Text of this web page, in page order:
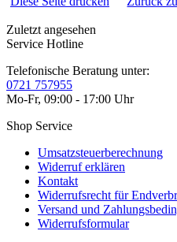
Zuletzt angesehen
Service Hotline
Telefonische Beratung unter:
0721 757955
Mo-Fr, 09:00 - 17:00 Uhr
Shop Service
Umsatzsteuerberechnung
Widerruf erklären
Kontakt
Widerrufsrecht für
Versand und
Widerrufsformular